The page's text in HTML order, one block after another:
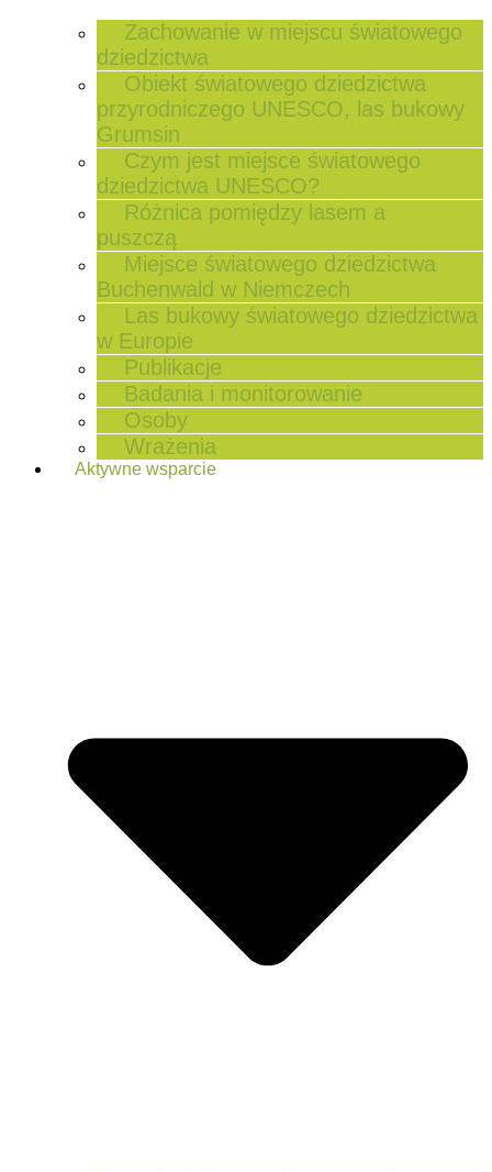
Zachowanie w miejscu światowego
dziedzictwa
Obiekt światowego dziedzictwa
przyrodniczego UNESCO, las bukowy
Grumsin
Czym jest miejsce światowego
dziedzictwa UNESCO?
Różnica pomiędzy lasem a
puszczą
Miejsce światowego dziedzictwa
Buchenwald w Niemczech
Las bukowy światowego dziedzictwa
w Europie
Publikacje
Badania i monitorowanie
Osoby
Wrażenia
Aktywne wsparcie